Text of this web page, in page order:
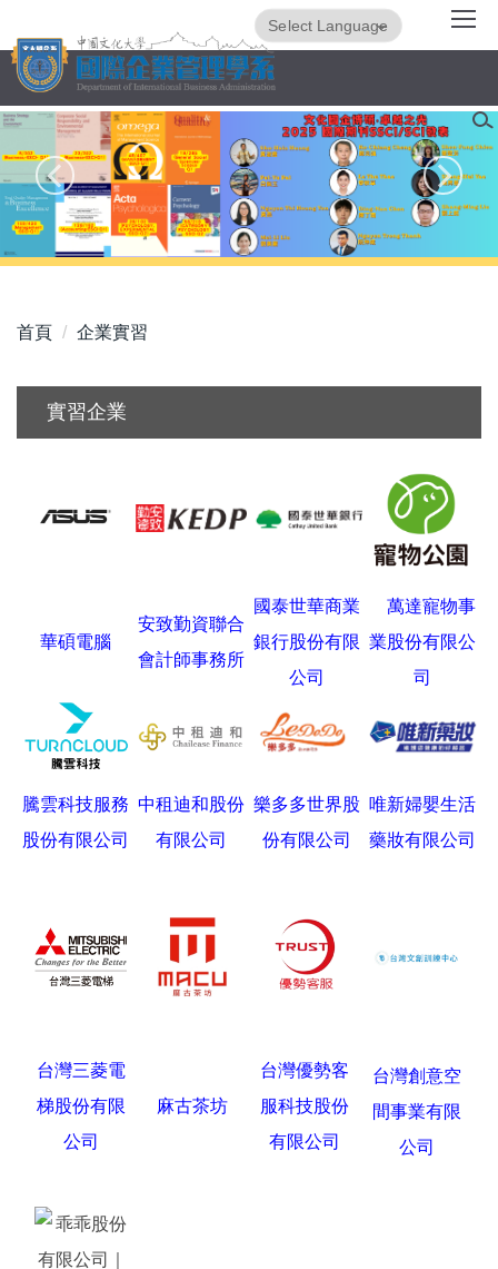
到
主
內
容
區
Translate
首頁 企業實習
實習企業
華碩電腦
安致勤資聯合
會計師事務所
國泰世華商業
銀行股份有限
公司
萬達寵物事
業股份有限公
司
騰雲科技服務
股份有限公司
中租迪和股份
有限公司
樂多多世界股
份有限公司
唯新婦嬰生活
藥妝有限公司
台灣三菱電
梯股份有限
公司
麻古茶坊
台灣優勢客
服科技股份
有限公司
台灣創意空
間事業有限
公司